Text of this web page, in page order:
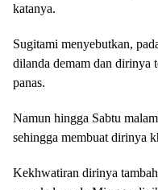
katanya.
Sugitami menyebutkan,
dilanda demam dan dirinya
panas.
Namun hingga Sabtu
sehingga membuat dirinya
Kekhwatiran dirinya